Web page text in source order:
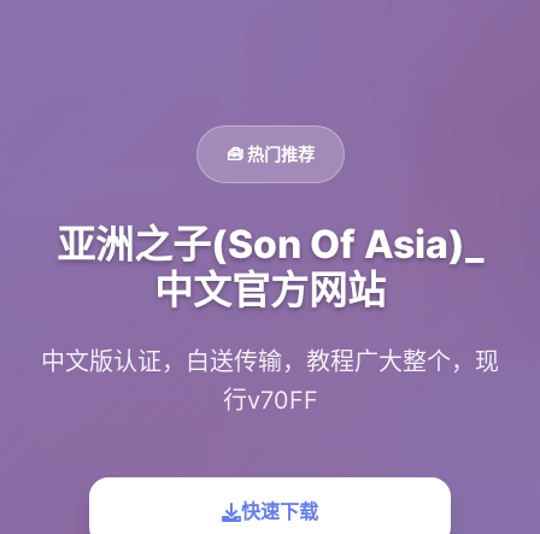
🧰 热门推荐
亚洲之子(Son Of Asia)_
中文官方网站
中文版认证，白送传输，教程广大整个，现
行v70FF
快速下载